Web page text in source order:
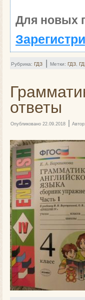
Для новых
Рубрика: ГДЗ | Метки: ГДЗ
ответы
Опубликовано 22.09.2018 | Автор: